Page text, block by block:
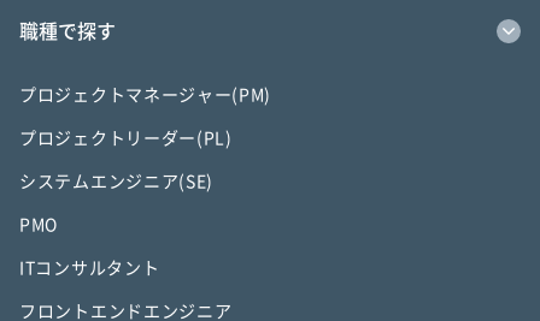
職種で探す
プロジェクトマネージャー(PM)
プロジェクトリーダー(PL)
システムエンジニア(SE)
PMO
ITコンサルタント
フロントエンドエンジニア